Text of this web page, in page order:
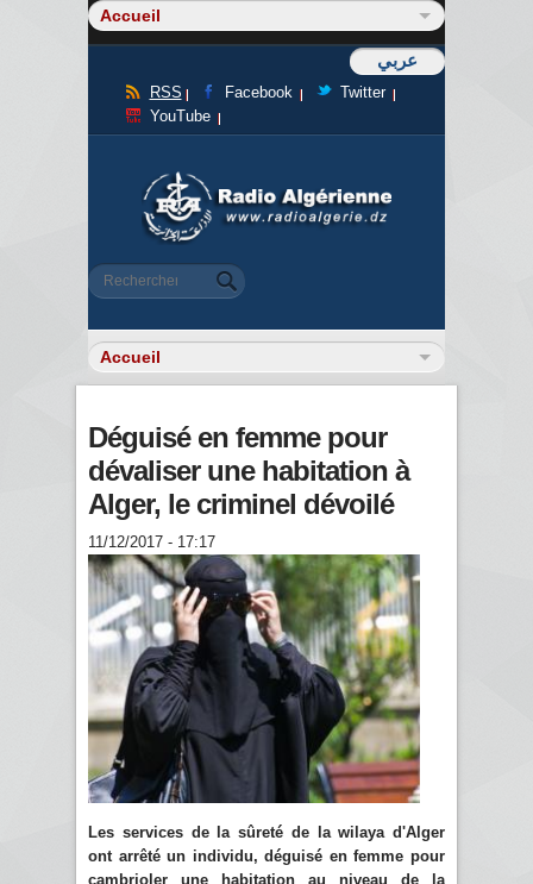
عربي
RSS Facebook
Twitter
YouTube
Formulaire de recherche
Rechercher
Déguisé en femme pour
dévaliser une habitation à
Alger, le criminel dévoilé
11/12/2017 - 17:17
Les services de la sûreté de la wilaya d'Alger
ont arrêté un individu, déguisé en femme pour
cambrioler une habitation au niveau de la